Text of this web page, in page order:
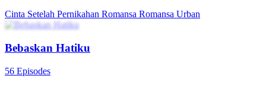
Cinta Setelah Pernikahan Romansa Romansa Urban
Bebaskan Hatiku
56 Episodes